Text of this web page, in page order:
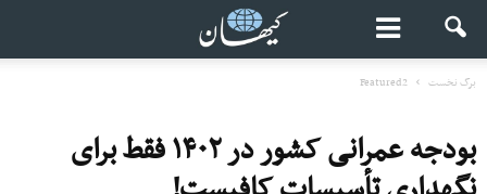
برگ نخست Featured2
بودجه عمرانی کشور در ۱۴۰۲ فقط برای